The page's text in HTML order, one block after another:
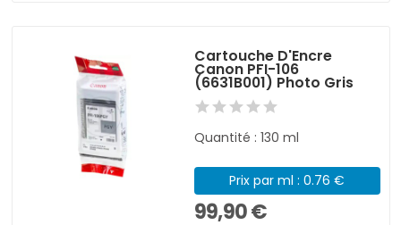
Cartouche D'Encre
Canon PFI-106
(6631B001) Photo Gris
Quantité : 130 ml
Prix par ml : 0.76 €
99,90 €